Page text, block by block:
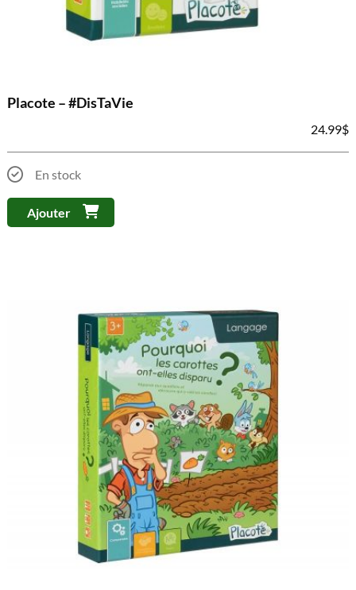
Placote – #DisTaVie
24.99$
En stock
Ajouter